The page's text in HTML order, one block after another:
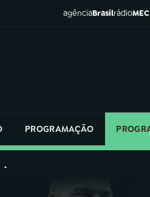
agênciaBrasilrádioMEC
PROGRAMAÇÃO